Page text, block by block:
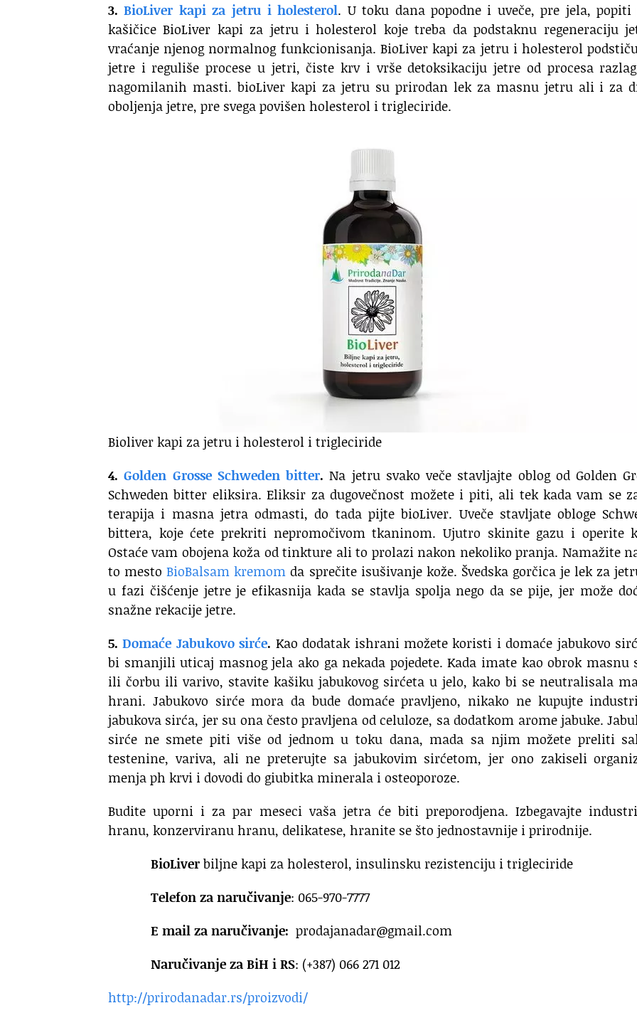
3.BioLiver kapi za jetru i holesterol. U toku dana popodne i uveče, pre jela, popiti
kašičice BioLiver kapi za jetru i holesterol koje treba da podstaknu regeneraciju
vraćanje njenog normalnog funkcionisanja. BioLiver kapi za jetru i holesterol
jetre i reguliše procese u jetri, čiste krv i vrše detoksikaciju jetre od procesa
nagomilanih masti. bioLiver kapi za jetru su prirodan lek za masnu jetru ali i za
oboljenja jetre, pre svega povišen holesterol i trigleciride.
Bioliver kapi za jetru i holesterol i trigleciride
4.Golden Grosse Schweden bitter. Na jetru svako veče stavljajte oblog od Golden
Schweden bitter eliksira. Eliksir za dugovečnost možete i piti, ali tek kada vam se
terapija i masna jetra odmasti, do tada pijte bioLiver. Uveče stavljate obloge
bittera, koje ćete prekriti nepromočivom tkaninom. Ujutro skinite gazu i operite
Ostaće vam obojena koža od tinkture ali to prolazi nakon nekoliko pranja. Namažite
to mestoBioBalsam kremomda sprečite isušivanje kože. Švedska gorčica je lek za
u fazi čišćenje jetre je efikasnija kada se stavlja spolja nego da se pije, jer može
snažne rekacije jetre.
5.Domaće Jabukovo sirće. Kao dodatak ishrani možete koristi i domaće jabukovo
bi smanjili uticaj masnog jela ako ga nekada pojedete. Kada imate kao obrok masnu
ili čorbu ili varivo, stavite kašiku jabukovog sirćeta u jelo, kako bi se neutralisala
hrani. Jabukovo sirće mora da bude domaće pravljeno, nikako ne kupujte
jabukova sirća, jer su ona često pravljena od celuloze, sa dodatkom arome jabuke.
sirće ne smete piti više od jednom u toku dana, mada sa njim možete preliti
testenine, variva, ali ne preterujte sa jabukovim sirćetom, jer ono zakiseli
menja ph krvi i dovodi do giubitka minerala i osteoporoze.
Budite uporni i za par meseci vaša jetra će biti preporodjena. Izbegavajte
hranu, konzerviranu hranu, delikatese, hranite se što jednostavnije i prirodnije.
BioLiverbiljne kapi za holesterol, insulinsku rezistenciju i trigleciride
Telefon za naručivanje: 065-970-7777
E mail za naručivanje: prodajanadar@gmail.com
Naručivanje za BiH i RS: (+387) 066 271 012
http://prirodanadar.rs/proizvodi/